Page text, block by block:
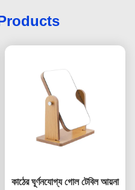
কাঠের ঘূর্ণনযোগ্য গোল টেবিল আয়না